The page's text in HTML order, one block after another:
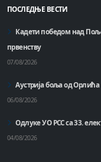
ПОСЛЕДЊЕ ВЕСТИ
Кадети победом над
првенству
07/08/2026
Аустрија боља од Орлића
06/08/2026
Одлуке УО РСС са 33.
04/08/2026